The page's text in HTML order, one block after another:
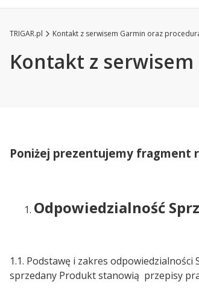
TRIGAR.pl Kontakt z serwisem Garmin oraz
Kontakt z
Poniżej prezentujemy fragment
Odpowiedzialność
1.1. Podstawę i zakres
sprzedany Produkt stanowią przepisy